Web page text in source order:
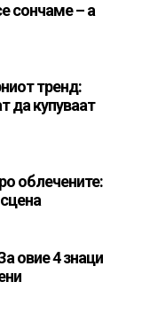
сончаме – а
тренд:
да купуваат
облечените:
овие 4 знаци